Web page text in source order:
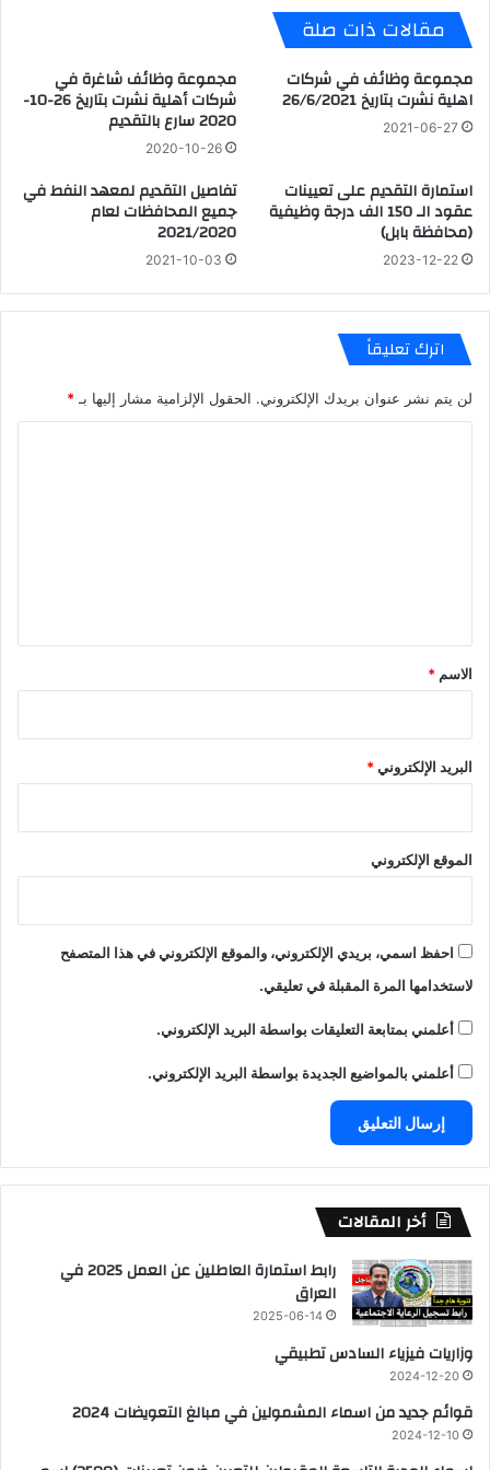
مقالات ذات صلة
مجموعة وظائف في شركات
اهلية نشرت بتاريخ 26/6/2021
2021-06-27
مجموعة وظائف شاغرة في
شركات أهلية نشرت بتاريخ 26-10-
2020 سارع بالتقديم
2020-10-26
استمارة التقديم على تعيينات
عقود الـ 150 الف درجة وظيفية
(محافظة بابل)
2023-12-22
تفاصيل التقديم لمعهد النفط في
جميع المحافظات لعام
2021/2020
2021-10-03
اترك تعليقاً
لن يتم نشر عنوان بريدك الإلكتروني. الحقول الإلزامية مشار إليها بـ*
*
الاسم *
البريد الإلكتروني*
الموقع الإلكتروني
احفظ اسمي، بريدي الإلكتروني، والموقع الإلكتروني في هذا المتصفح
لاستخدامها المرة المقبلة في تعليقي.
أعلمني بمتابعة التعليقات بواسطة البريد الإلكتروني.
أعلمني بالمواضيع الجديدة بواسطة البريد الإلكتروني.
أخر المقالات
رابط استمارة العاطلين عن العمل 2025 في
العراق
2025-06-14
وزاريات فيزياء السادس تطبيقي
2024-12-20
قوائم جديد من اسماء المشمولين في مبالغ التعويضات 2024
2024-12-10